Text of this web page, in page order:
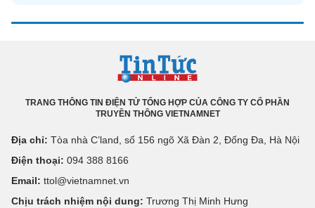
TRANG THÔNG TIN ĐIỆN TỬ TỔNG HỢP CỦA CÔNG TY CỔ PHẦN
TRUYỀN THÔNG VIETNAMNET
Địa chỉ: Tòa nhà C’land, số 156 ngõ Xã Đàn 2, Đống Đa, Hà Nội
Điện thoại: 094 388 8166
Email: ttol@vietnamnet.vn
Chịu trách nhiệm nội dung: Trương Thị Minh Hưng